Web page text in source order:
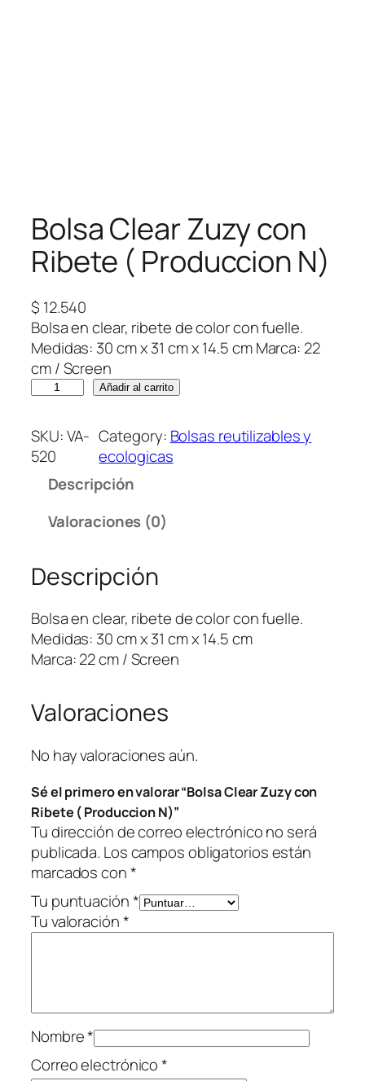
Bolsa Clear Zuzy con
Ribete ( Produccion N)
$ 12.540
Bolsa en clear, ribete de color con fuelle.
Medidas: 30 cm x 31 cm x 14.5 cm Marca: 22
cm / Screen
l
s
a
r
Z
u
z
y
n
i
e
t
e
(
P
r
o
d
i
o
n
Añadir al carrito
SKU:VA-
520
Category: Bolsas reutilizables y
ecologicas
Descripción
Valoraciones (0)
Descripción
Bolsa en clear, ribete de color con fuelle.
Medidas: 30 cm x 31 cm x 14.5 cm
Marca: 22 cm / Screen
Valoraciones
No hay valoraciones aún.
Sé el primero en valorar “Bolsa Clear Zuzy con
Ribete ( Produccion N)”
Tu dirección de correo electrónico no será
publicada. Los campos obligatorios están
marcados con*
Tu puntuación*
Tu valoración*
Nombre*
Correo electrónico*